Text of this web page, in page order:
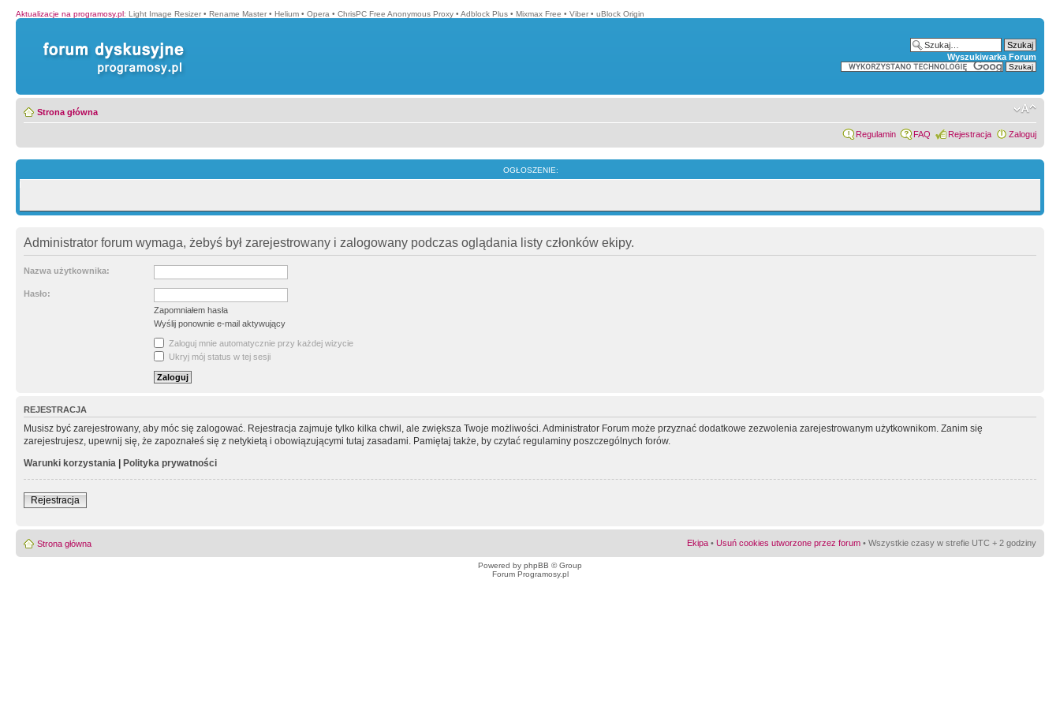
Aktualizacje na programosy.pl: Light Image Resizer • Rename Master • Helium • Opera • ChrisPC Free Anonymous Proxy • Adblock Plus • Mixmax Free • Viber • uBlock Origin
Wyszukiwarka Forum
Strona główna
Regulamin FAQ Rejestracja Zaloguj
OGŁOSZENIE:
Administrator forum wymaga, żebyś był zarejestrowany i zalogowany podczas oglądania listy członków ekipy.
Nazwa użytkownika:
Hasło:
Zapomniałem hasła
Wyślij ponownie e-mail aktywujący
Zaloguj mnie automatycznie przy każdej wizycie
Ukryj mój status w tej sesji
REJESTRACJA
Musisz być zarejestrowany, aby móc się zalogować. Rejestracja zajmuje tylko kilka chwil, ale zwiększa Twoje możliwości. Administrator Forum może przyznać dodatkowe zezwolenia zarejestrowanym użytkownikom. Zanim się
zarejestrujesz, upewnij się, że zapoznałeś się z netykietą i obowiązującymi tutaj zasadami. Pamiętaj także, by czytać regulaminy poszczególnych forów.
Warunki korzystania | Polityka prywatności
Rejestracja
Strona główna Ekipa • Usuń cookies utworzone przez forum • Wszystkie czasy w strefie UTC + 2 godziny
Powered by phpBB © Group
Forum Programosy.pl